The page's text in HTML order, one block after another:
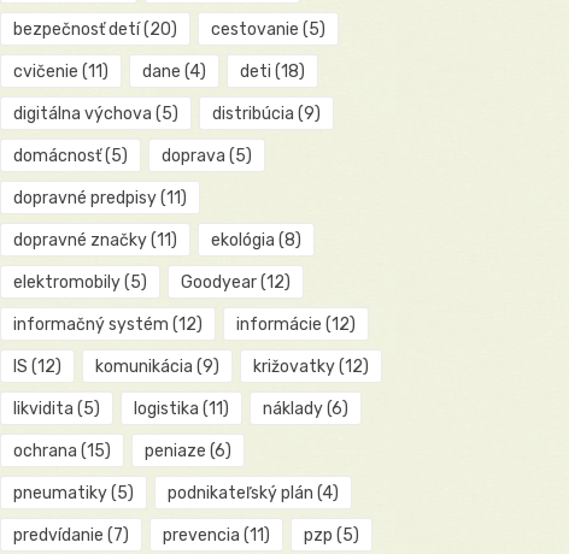
bezpečnosť detí(20) cestovanie (5)
cvičenie (11) dane (4) deti (18)
digitálna výchova (5) distribúcia (9)
domácnosť(5) doprava (5)
dopravné predpisy(11)
dopravné značky(11) ekológia (8)
elektromobily(5) Goodyear(12)
informačný systém (12) informácie (12)
IS (12) komunikácia (9) križovatky(12)
likvidita (5) logistika (11) náklady(6)
ochrana (15) peniaze (6)
pneumatiky(5) podnikateľský plán (4)
predvídanie (7) prevencia (11) pzp (5)